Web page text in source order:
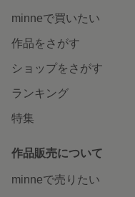
minneで買いたい
作品をさがす
ショップをさがす
ランキング
特集
作品販売について
minneで売りたい